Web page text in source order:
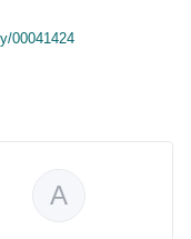
00041424
A